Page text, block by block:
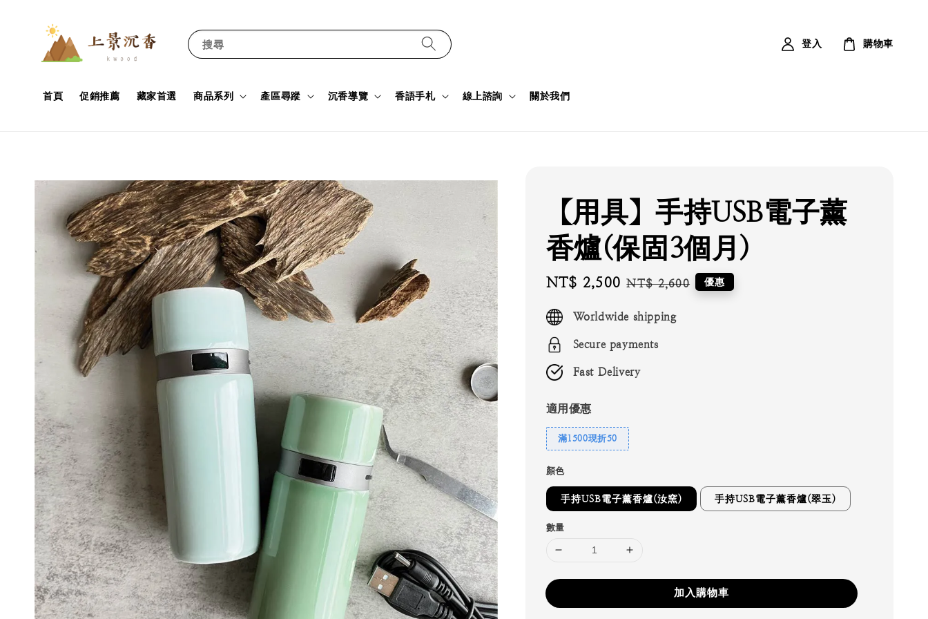
搜尋
首頁 促銷推薦 藏家首選 商品系列 產區尋蹤 沉香導覽 香語手札 線上諮詢 關於我們
登入 購物車
【用具】手持USB電子薰
香爐(保固3個月)
Sale
NT$ 2,500 Regular
NT$ 2,600 優惠
Worldwide shipping
Secure payments
Fast Delivery
適用優惠
滿1500現折50
顏色
手持USB電子薰香爐(汝窯) 手持USB電子薰香爐(翠玉)
數量
加入購物車